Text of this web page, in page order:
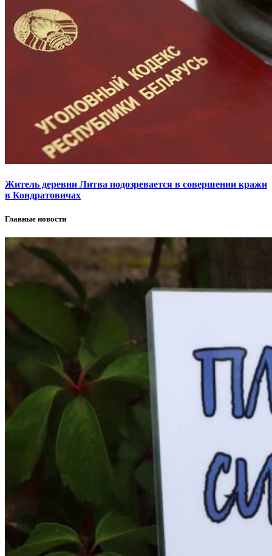
Житель деревни Литва подозревается в совершении кражи
в Кондратовичах
Главные новости